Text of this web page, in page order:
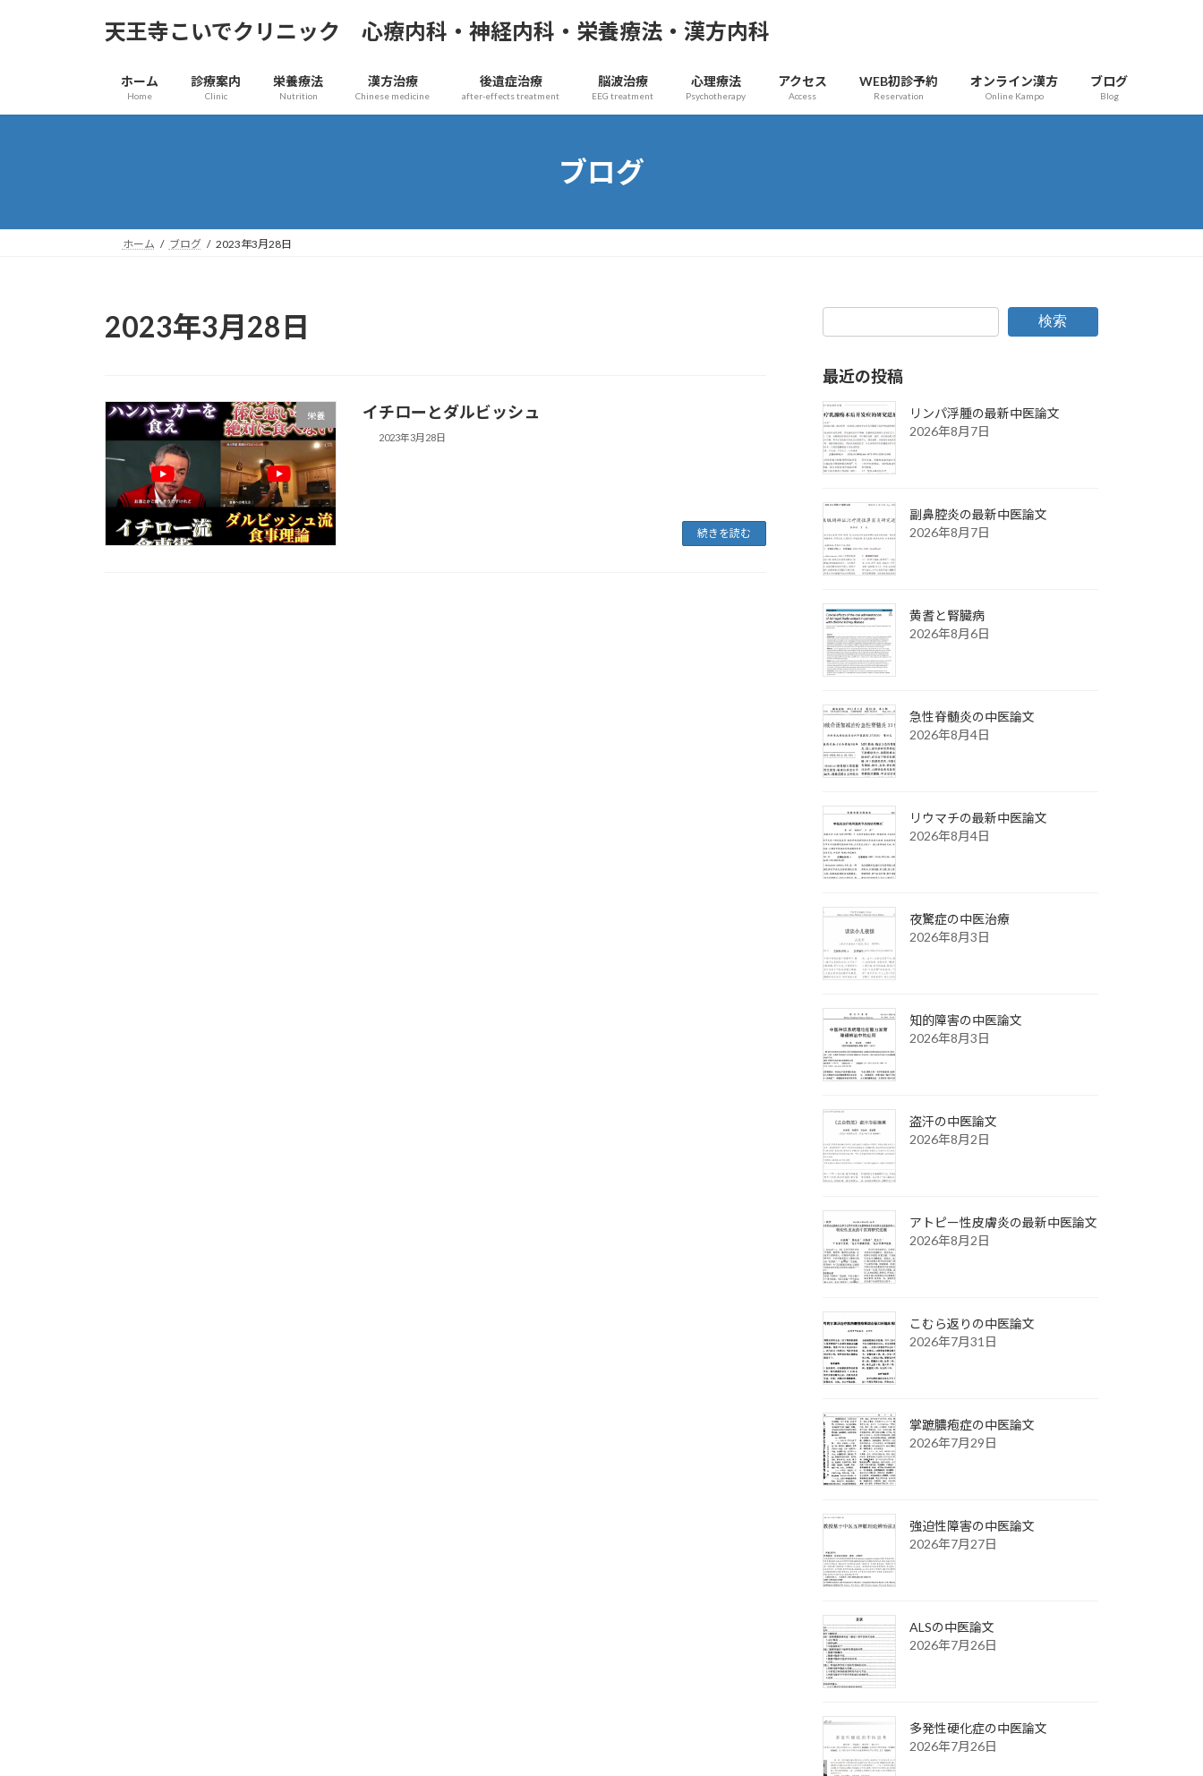
へ
ョ
天王寺こいでクリニック 心療内科・神経内科・栄養療法・漢方内科
ホーム
Home
診療案内
Clinic
栄養療法
Nutrition
漢方治療
Chinese medicine
後遺症治療
after-effects treatment
脳波治療
EEG treatment
心理療法
Psychotherapy
アクセス
Access
WEB初診予約
Reservation
オンライン漢方
Online Kampo
ブログ
Blog
ブログ
ホーム ブログ 2023年3月28日
2023年3月28日
栄養 イチローとダルビッシュ
2023年3月28日
続きを読む
検索
最近の投稿
リンパ浮腫の最新中医論文
2026年8月7日
副鼻腔炎の最新中医論文
2026年8月7日
黄耆と腎臓病
2026年8月6日
急性脊髄炎の中医論文
2026年8月4日
リウマチの最新中医論文
2026年8月4日
夜驚症の中医治療
2026年8月3日
知的障害の中医論文
2026年8月3日
盗汗の中医論文
2026年8月2日
アトピー性皮膚炎の最新中医論文
2026年8月2日
こむら返りの中医論文
2026年7月31日
掌蹠膿疱症の中医論文
2026年7月29日
強迫性障害の中医論文
2026年7月27日
ALSの中医論文
2026年7月26日
多発性硬化症の中医論文
2026年7月26日